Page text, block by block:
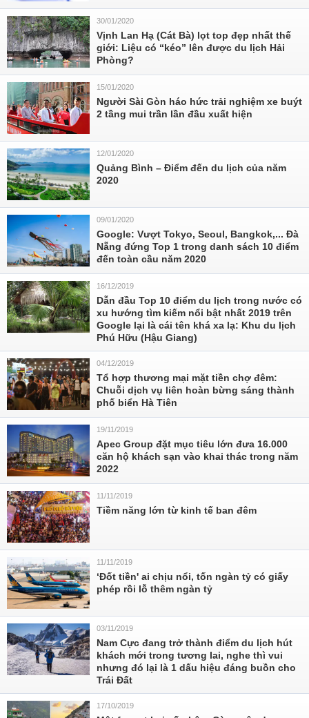
30/01/2020
Vịnh Lan Hạ (Cát Bà) lọt top đẹp nhất thế
giới: Liệu có “kéo” lên được du lịch Hải
Phòng?
15/01/2020
Người Sài Gòn háo hức trải nghiệm xe buýt
2 tầng mui trần lần đầu xuất hiện
12/01/2020
Quảng Bình – Điểm đến du lịch của năm
2020
09/01/2020
Google: Vượt Tokyo, Seoul, Bangkok,... Đà
Nẵng đứng Top 1 trong danh sách 10 điểm
đến toàn cầu năm 2020
16/12/2019
Dẫn đầu Top 10 điểm du lịch trong nước có
xu hướng tìm kiếm nổi bật nhất 2019 trên
Google lại là cái tên khá xa lạ: Khu du lịch
Phú Hữu (Hậu Giang)
04/12/2019
Tổ hợp thương mại mặt tiền chợ đêm:
Chuỗi dịch vụ liên hoàn bừng sáng thành
phố biển Hà Tiên
19/11/2019
Apec Group đặt mục tiêu lớn đưa 16.000
căn hộ khách sạn vào khai thác trong năm
2022
11/11/2019
Tiềm năng lớn từ kinh tế ban đêm
11/11/2019
‘Đốt tiền' ai chịu nổi, tốn ngàn tỷ có giấy
phép rồi lỗ thêm ngàn tỷ
03/11/2019
Nam Cực đang trở thành điểm du lịch hút
khách mới trong tương lai, nghe thì vui
nhưng đó lại là 1 dấu hiệu đáng buồn cho
Trái Đất
17/10/2019